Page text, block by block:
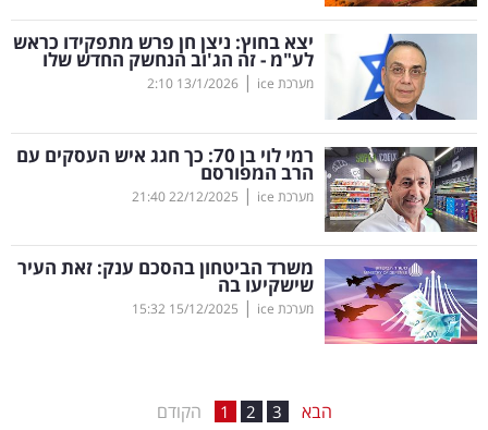
מינויים
רייטינג
רכב
בריאות
תרבות
ופנאי
תיירות
יצא בחוץ: ניצן חן פרש מתפקידו כראש
לע"מ - זה הג'וב הנחשק החדש שלו
מערכת ice |
13/1/2026
2:10
רמי לוי בן 70: כך חגג איש העסקים עם
הרב המפורסם
מערכת ice |
22/12/2025
21:40
משרד הביטחון בהסכם ענק: זאת העיר
שישקיעו בה
מערכת ice |
15/12/2025
15:32
הקודם 1 2 3 הבא